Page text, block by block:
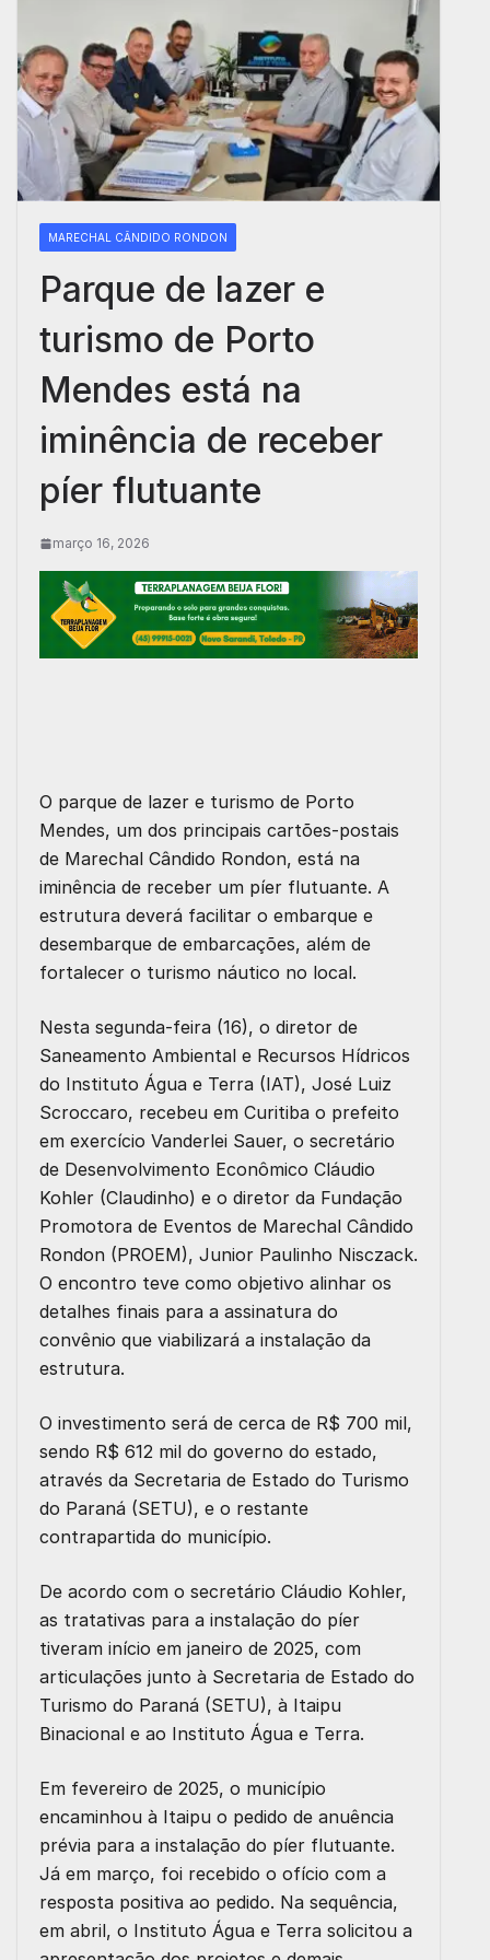
MARECHAL CÂNDIDO RONDON
Parque de lazer e
turismo de Porto
Mendes está na
iminência de receber
píer flutuante
março 16, 2026
O parque de lazer e turismo de Porto
Mendes, um dos principais cartões-postais
de Marechal Cândido Rondon, está na
iminência de receber um píer flutuante. A
estrutura deverá facilitar o embarque e
desembarque de embarcações, além de
fortalecer o turismo náutico no local.
Nesta segunda-feira (16), o diretor de
Saneamento Ambiental e Recursos Hídricos
do Instituto Água e Terra (IAT), José Luiz
Scroccaro, recebeu em Curitiba o prefeito
em exercício Vanderlei Sauer, o secretário
de Desenvolvimento Econômico Cláudio
Kohler (Claudinho) e o diretor da Fundação
Promotora de Eventos de Marechal Cândido
Rondon (PROEM), Junior Paulinho Nisczack.
O encontro teve como objetivo alinhar os
detalhes finais para a assinatura do
convênio que viabilizará a instalação da
estrutura.
O investimento será de cerca de R$ 700 mil,
sendo R$ 612 mil do governo do estado,
através da Secretaria de Estado do Turismo
do Paraná (SETU), e o restante
contrapartida do município.
De acordo com o secretário Cláudio Kohler,
as tratativas para a instalação do píer
tiveram início em janeiro de 2025, com
articulações junto à Secretaria de Estado do
Turismo do Paraná (SETU), à Itaipu
Binacional e ao Instituto Água e Terra.
Em fevereiro de 2025, o município
encaminhou à Itaipu o pedido de anuência
prévia para a instalação do píer flutuante.
Já em março, foi recebido o ofício com a
resposta positiva ao pedido. Na sequência,
em abril, o Instituto Água e Terra solicitou a